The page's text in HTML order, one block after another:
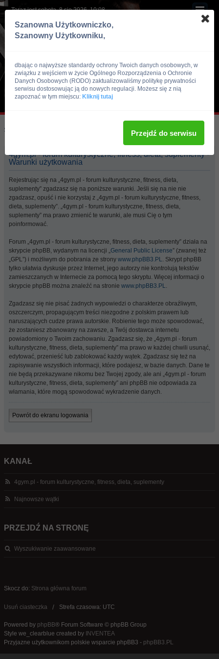
Teraz jest sobota, 8 sie 2026, 10:08
Skocz do:
4gym.pl - forum kulturystyczne, fitness, dieta, suplementy -
Warunki użytkowania
Rejestrując się na „4gym.pl - forum kulturystyczne, fitness, dieta,
suplementy” zgadzasz się na poniższe warunki. Jeśli się na nie nie
zgadzasz, opuść i nie korzystaj z „4gym.pl - forum kulturystyczne, fitness,
dieta, suplementy”. „4gym.pl - forum kulturystyczne, fitness, dieta,
suplementy” ma prawo zmienić te warunki, ale musi Cię o tym
poinformować.
Forum „4gym.pl - forum kulturystyczne, fitness, dieta, suplementy” działa na
skrypcie phpBB, wydanym na licencji „General Public License” (zwanej też
„GPL”) i możliwym do pobrania ze strony www.phpBB3.PL. Skrypt phpBB
tylko ułatwia dyskusje przez Internet, jego autorzy nie kontrolują tekstów
zamieszczanych w Internecie za pomocą tego skryptu. Więcej informacji o
skrypcie phpBB można znaleźć na stronie www.phpBB3.PL.
Zgadzasz się nie pisać żadnych wypowiedzi o charakterze obraźliwym,
oszczerczym, propagującym treści niezgodne z polskim prawem lub
naruszających cudze prawa autorskie. Robienie tego może spowodować,
że zostaniesz zbanowany na zawsze, a Twój dostawca internetu
powiadomiony o Twoim zachowaniu. Zgadzasz się, że „4gym.pl - forum
kulturystyczne, fitness, dieta, suplementy” ma prawo w każdej chwili usunąć,
edytować, przenieść lub zablokować każdy wątek. Zgadzasz się też na
zapisywanie wszystkich informacji, które podajesz, w bazie danych. Dane te
nie będą przekazywane nikomu bez Twojej zgody, ale ani „4gym.pl - forum
kulturystyczne, fitness, dieta, suplementy” ani phpBB nie odpowiada za
włamania, które mogą spowodować wykradzenie danych.
Powrót do ekranu logowania
KANAŁ
4gym.pl - forum kulturystyczne, fitness, dieta, suplementy
Najnowsze wątki
PRZEJDŹ NA STRONĘ
Wyszukiwanie zaawansowane
Skocz do: Strona główna forum
Usuń ciasteczka Strefa czasowa: UTC
Powered by phpBB® Forum Software © phpBB Group
Style we_clearblue created by INVENTEA
Przyjazne użytkownikom polskie wsparcie phpBB3 - phpBB3.PL
Szanowna Użytkowniczko,
Szanowny Użytkowniku,
dbając o najwyższe standardy ochrony Twoich danych osobowych, w
związku z wejściem w życie Ogólnego Rozporządzenia o Ochronie
Danych Osobowych (RODO) zaktualizowaliśmy politykę prywatności
serwisu dostosowując ją do nowych regulacji. Możesz się z nią
zapoznać w tym miejscu: Kliknij tutaj
Przejdź do serwisu